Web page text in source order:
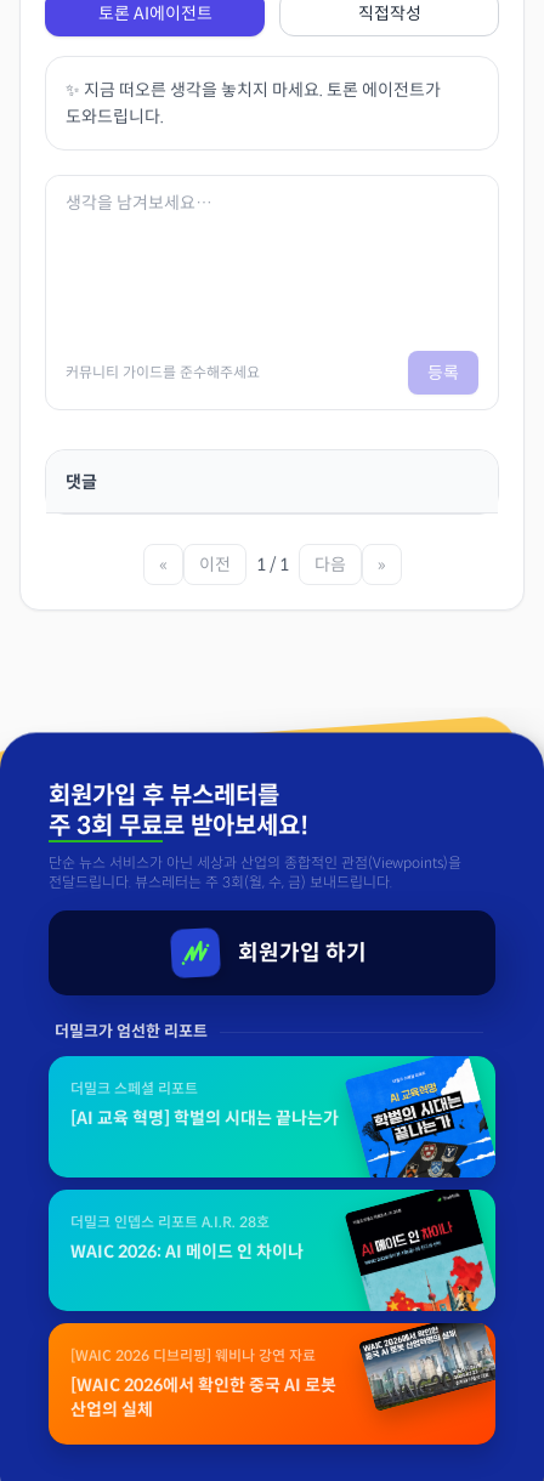
토론 AI에이전트 직접작성
✨ 지금 떠오른 생각을 놓치지 마세요. 토론 에이전트가
도와드립니다.
커뮤니티 가이드를 준수해주세요 등록
댓글
« 이전 1 / 1 다음 »
회원가입 후 뷰스레터를
주 3회 무료로 받아보세요!
단순 뉴스 서비스가 아닌 세상과 산업의 종합적인 관점(Viewpoints)을
전달드립니다. 뷰스레터는 주 3회(월, 수, 금) 보내드립니다.
회원가입 하기
더밀크가 엄선한 리포트
더밀크 스페셜 리포트
[AI 교육 혁명] 학벌의 시대는 끝나는가
더밀크 인뎁스 리포트 A.I.R. 28호
WAIC 2026: AI 메이드 인 차이나
[WAIC 2026 디브리핑] 웨비나 강연 자료
[WAIC 2026에서 확인한 중국 AI 로봇
산업의 실체